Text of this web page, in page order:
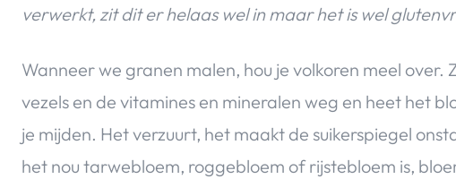
verwerkt, zit dit er helaas wel in maar het is wel
Wanneer we granen malen, hou je volkoren meel over.
vezels en de vitamines en mineralen weg en heet het
je mijden. Het verzuurt, het maakt de suikerspiegel
het nou tarwebloem, roggebloem of rijstebloem is,